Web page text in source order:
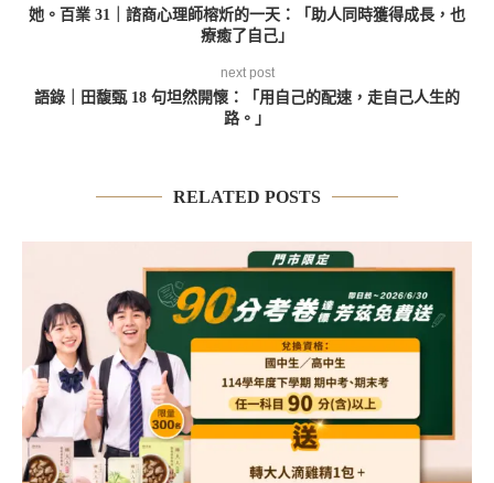
她。百業 31｜諮商心理師榕炘的一天：「助人同時獲得成長，也
療癒了自己」
next post
語錄｜田馥甄 18 句坦然開懷：「用自己的配速，走自己人生的
路。」
RELATED POSTS